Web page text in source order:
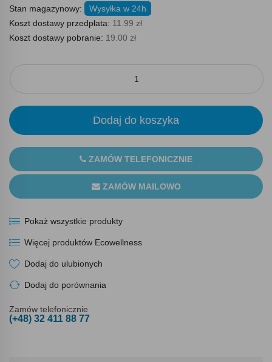
Stan magazynowy:
Wysyłka w 24h
Koszt dostawy przedpłata: 11.99 zł
Koszt dostawy pobranie: 19.00 zł
Dodaj do koszyka
ZAMÓW TELEFONICZNIE
ZAMÓW MAILOWO
Pokaż wszystkie produkty
Więcej produktów Ecowellness
Dodaj do ulubionych
Dodaj do porównania
Zamów telefonicznie
(+48) 32 411 88 77